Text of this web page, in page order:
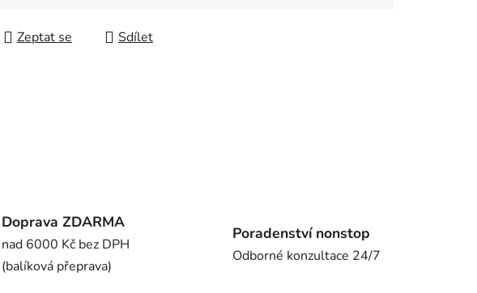
Zeptat se Sdílet
Doprava ZDARMA
nad 6000 Kč bez DPH
(balíková přeprava)
Poradenství nonstop
Odborné konzultace 24/7